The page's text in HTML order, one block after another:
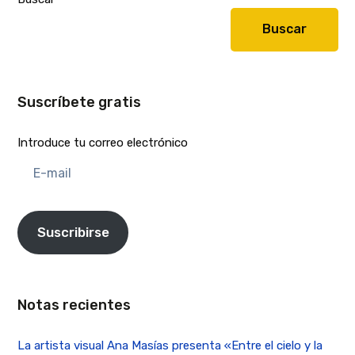
Buscar
Suscríbete gratis
Introduce tu correo electrónico
mail
Suscribirse
Notas recientes
La artista visual Ana Masías presenta «Entre el cielo y la